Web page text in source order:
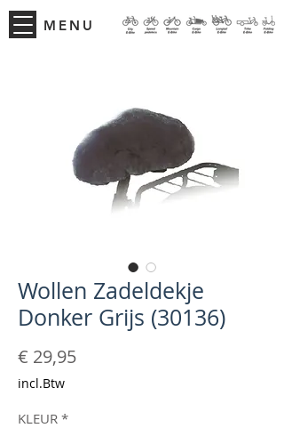
MENU
Wollen Zadeldekje
Donker Grijs (30136)
€ 29,95Prijs
incl.Btw
KLEUR *